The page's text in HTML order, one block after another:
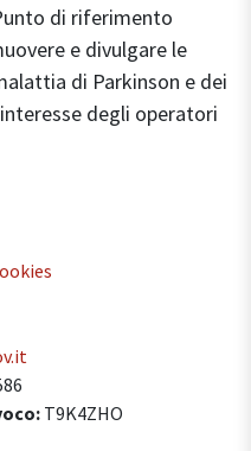
di riferimento
e divulgare le
di Parkinson e dei
degli operatori
T9K4ZHO